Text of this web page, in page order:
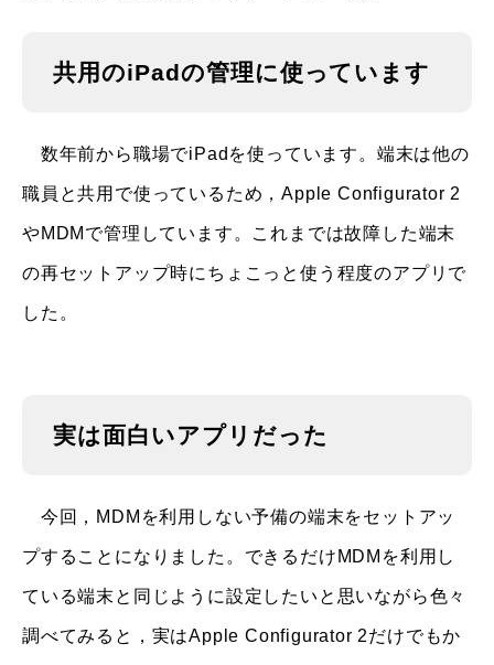
共用のiPadの管理に使っています
数年前から職場でiPadを使っています。端末は他の
職員と共用で使っているため，Apple Configurator 2
やMDMで管理しています。これまでは故障した端末
の再セットアップ時にちょこっと使う程度のアプリで
した。
実は面白いアプリだった
今回，MDMを利用しない予備の端末をセットアッ
プすることになりました。できるだけMDMを利用し
ている端末と同じように設定したいと思いながら色々
調べてみると，実はApple Configurator 2だけでもか